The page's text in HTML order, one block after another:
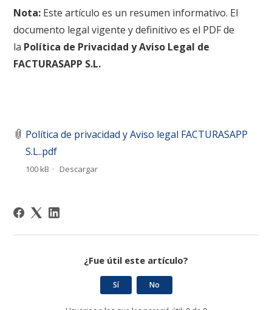
Nota: Este artículo es un resumen informativo. El
documento legal vigente y definitivo es el PDF de
la Política de Privacidad y Aviso Legal de
FACTURASAPP S.L.
Política de privacidad y Aviso legal FACTURASAPP
S.L..pdf
100 kB Descargar
¿Fue útil este artículo?
Sí No